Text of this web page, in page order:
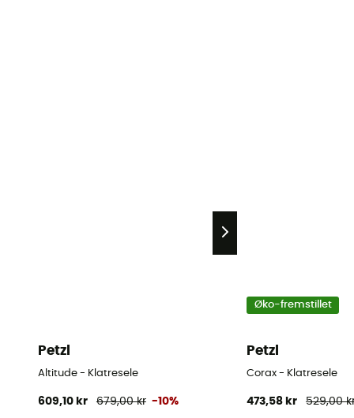
Petzl
Altitude - Klatresele
609,10 kr 679,00 kr -10%
Øko-fremstillet
Petzl
Corax - Klatresele
473,58 kr 529,00